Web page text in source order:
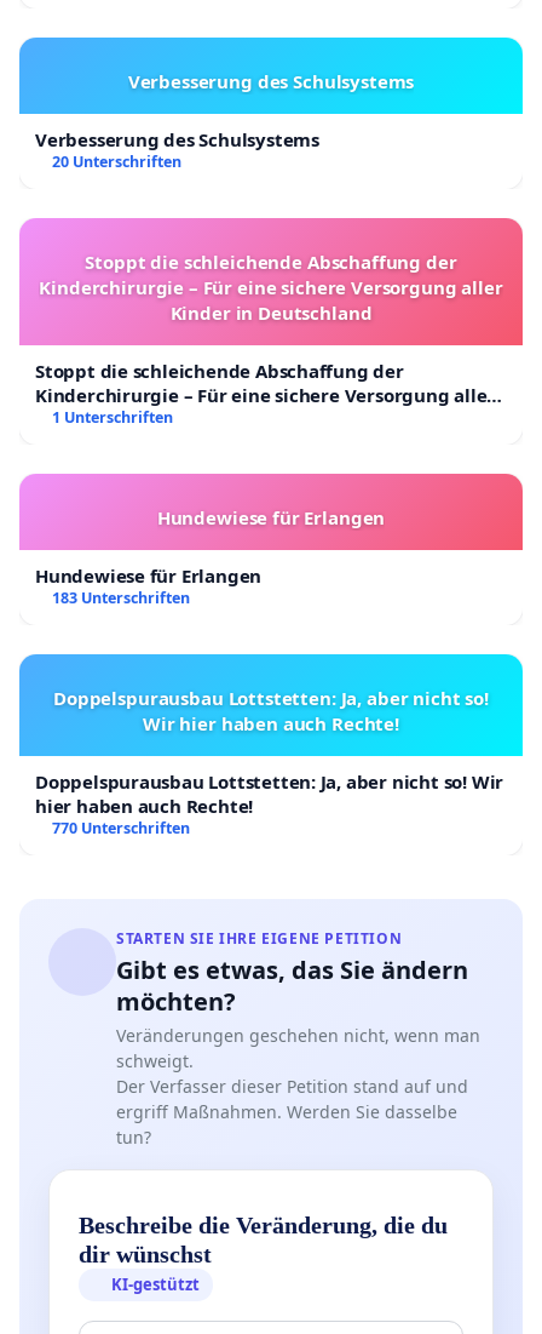
Verbesserung des Schulsystems
Verbesserung des Schulsystems
20 Unterschriften
Stoppt die schleichende Abschaffung der
Kinderchirurgie – Für eine sichere Versorgung aller
Kinder in Deutschland
Stoppt die schleichende Abschaffung der
Kinderchirurgie – Für eine sichere Versorgung aller
Kinder in Deutschland
1 Unterschriften
Hundewiese für Erlangen
Hundewiese für Erlangen
183 Unterschriften
Doppelspurausbau Lottstetten: Ja, aber nicht so!
Wir hier haben auch Rechte!
Doppelspurausbau Lottstetten: Ja, aber nicht so! Wir
hier haben auch Rechte!
770 Unterschriften
STARTEN SIE IHRE EIGENE PETITION
Gibt es etwas, das Sie ändern
möchten?
Veränderungen geschehen nicht, wenn man
schweigt.
Der Verfasser dieser Petition stand auf und
ergriff Maßnahmen. Werden Sie dasselbe
tun?
Beschreibe die Veränderung, die du
dir wünschst
KI-gestützt